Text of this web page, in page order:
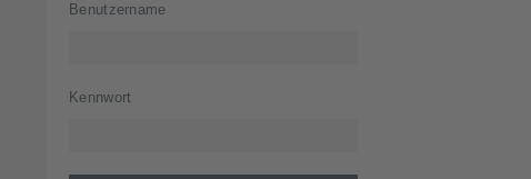
Benutzername
Kennwort